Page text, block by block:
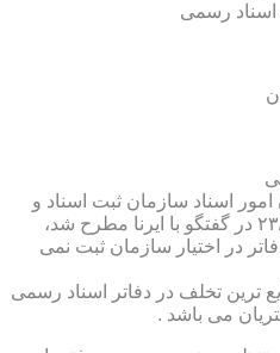
اسناد سازمان ثبت اسناد و
املاک کشور که در مورخ ۲۳/۱۱/۹۱ در گفتگو با ایرنا مطرح شد،
در اختیار سازمان ثبت نمی
ترین تخلف در دفاتر اسناد رسمی
می باشد .